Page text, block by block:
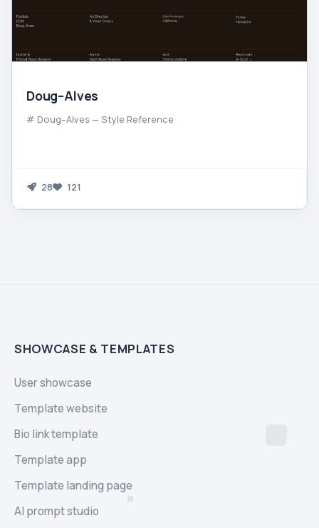
Doug–Alves
# Doug–Alves — Style Reference
28 121
SHOWCASE & TEMPLATES
User showcase
Template website
Bio link template
Template app
Template landing page
AI prompt studio